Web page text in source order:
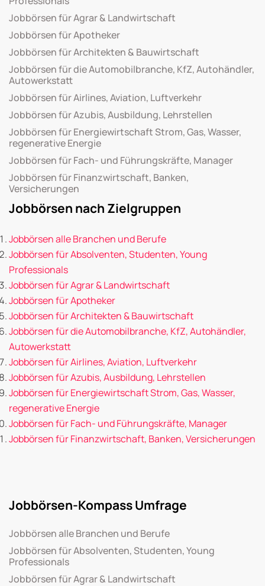
Jobbörsen für Agrar & Landwirtschaft
Jobbörsen für Apotheker
Jobbörsen für Architekten & Bauwirtschaft
Jobbörsen für die Automobilbranche, KfZ, Autohändler,
Autowerkstatt
Jobbörsen für Airlines, Aviation, Luftverkehr
Jobbörsen für Azubis, Ausbildung, Lehrstellen
Jobbörsen für Energiewirtschaft Strom, Gas, Wasser,
regenerative Energie
Jobbörsen für Fach- und Führungskräfte, Manager
Jobbörsen für Finanzwirtschaft, Banken,
Versicherungen
Jobbörsen nach Zielgruppen
Jobbörsen alle Branchen und Berufe
Jobbörsen für Absolventen, Studenten, Young
Professionals
Jobbörsen für Agrar & Landwirtschaft
Jobbörsen für Apotheker
Jobbörsen für Architekten & Bauwirtschaft
Jobbörsen für die Automobilbranche, KfZ, Autohändler,
Autowerkstatt
Jobbörsen für Airlines, Aviation, Luftverkehr
Jobbörsen für Azubis, Ausbildung, Lehrstellen
Jobbörsen für Energiewirtschaft Strom, Gas, Wasser,
regenerative Energie
Jobbörsen für Fach- und Führungskräfte, Manager
Jobbörsen für Finanzwirtschaft, Banken, Versicherungen
Jobbörsen-Kompass Umfrage
Jobbörsen alle Branchen und Berufe
Jobbörsen für Absolventen, Studenten, Young
Professionals
Jobbörsen für Agrar & Landwirtschaft